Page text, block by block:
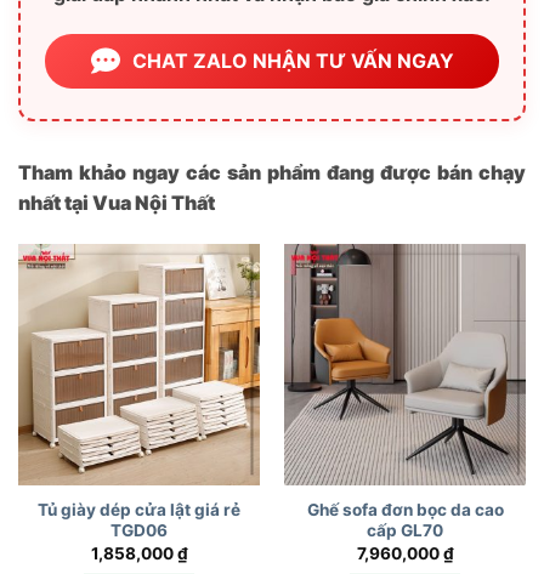
CHAT ZALO NHẬN TƯ VẤN NGAY
Tham khảo ngay các sản phẩm đang được bán chạy
nhất tại Vua Nội Thất
Tủ giày dép cửa lật giá rẻ
TGD06
1,858,000₫
Ghế sofa đơn bọc da cao
cấp GL70
7,960,000₫